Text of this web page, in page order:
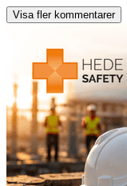
Visa fler kommentarer